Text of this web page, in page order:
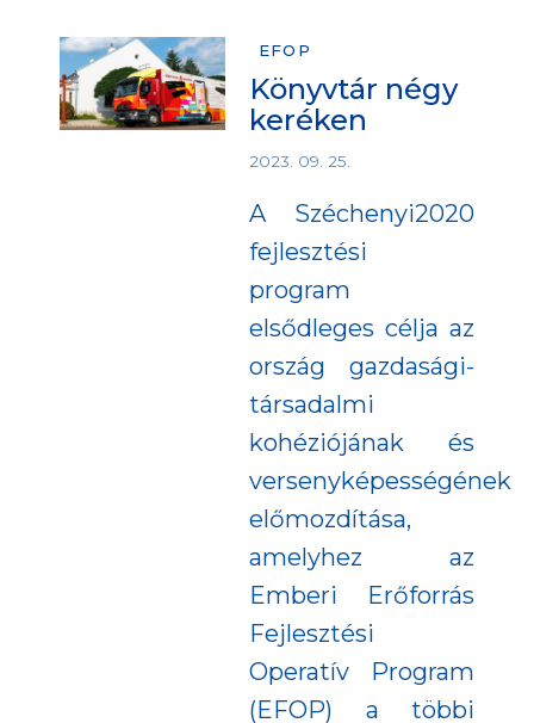
EFOP
Könyvtár négy
keréken
2023. 09. 25.
A Széchenyi2020
fejlesztési
program
elsődleges célja az
ország gazdasági-
társadalmi
kohéziójának és
versenyképességének
előmozdítása,
amelyhez az
Emberi Erőforrás
Fejlesztési
Operatív Program
(EFOP) a többi